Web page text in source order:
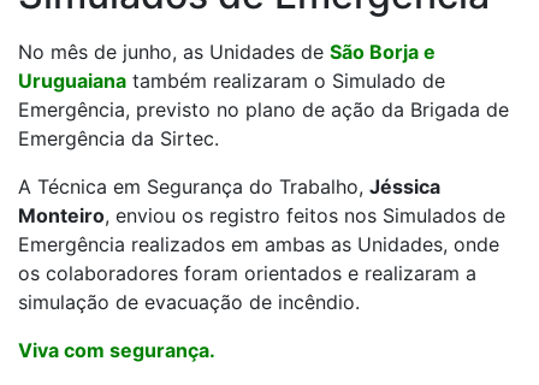
No mês de junho, as Unidades de São Borja e
Uruguaiana também realizaram o Simulado de
Emergência, previsto no plano de ação da Brigada de
Emergência da Sirtec.
A Técnica em Segurança do Trabalho, Jéssica
Monteiro, enviou os registro feitos nos Simulados de
Emergência realizados em ambas as Unidades, onde
os colaboradores foram orientados e realizaram a
simulação de evacuação de incêndio.
Viva com segurança.